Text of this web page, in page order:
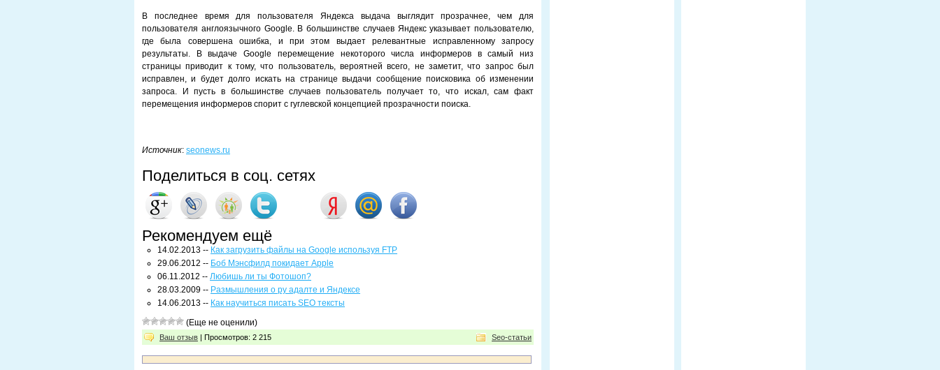
В последнее время для пользователя Яндекса выдача выглядит прозрачнее, чем для
пользователя англоязычного Google. В большинстве случаев Яндекс указывает пользователю,
где была совершена ошибка, и при этом выдает релевантные исправленному запросу
результаты. В выдаче Google перемещение некоторого числа информеров в самый низ
страницы приводит к тому, что пользователь, вероятней всего, не заметит, что запрос был
исправлен, и будет долго искать на странице выдачи сообщение поисковика об изменении
запроса. И пусть в большинстве случаев пользователь получает то, что искал, сам факт
перемещения информеров спорит с гуглевской концепцией прозрачности поиска.
Источник: seonews.ru
Поделиться в соц. сетях
Рекомендуем ещё
14.02.2013 -- Как загрузить файлы на Google используя FTP
29.06.2012 -- Боб Мэнсфилд покидает Apple
06.11.2012 -- Любишь ли ты Фотошоп?
28.03.2009 -- Размышления о ру адалте и Яндексе
14.06.2013 -- Как научиться писать SEO тексты
(Еще не оценили)
Ваш отзыв | Просмотров: 2 215 Seo-статьи